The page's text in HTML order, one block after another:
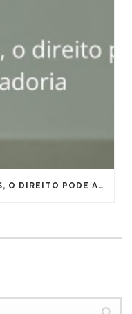
QUANDO A VIDA DEIXA MARCAS, O DIREITO PODE ANTECIPAR A APOSENTADORIA